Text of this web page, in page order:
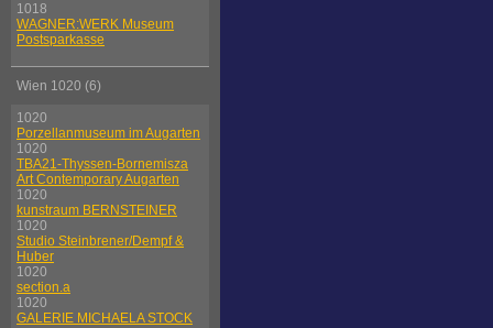
1018
WAGNER:WERK Museum
Postsparkasse
Wien 1020 (6)
1020
Porzellanmuseum im Augarten
1020
TBA21-Thyssen-Bornemisza
Art Contemporary Augarten
1020
kunstraum BERNSTEINER
1020
Studio Steinbrener/Dempf &
Huber
1020
section.a
1020
GALERIE MICHAELA STOCK